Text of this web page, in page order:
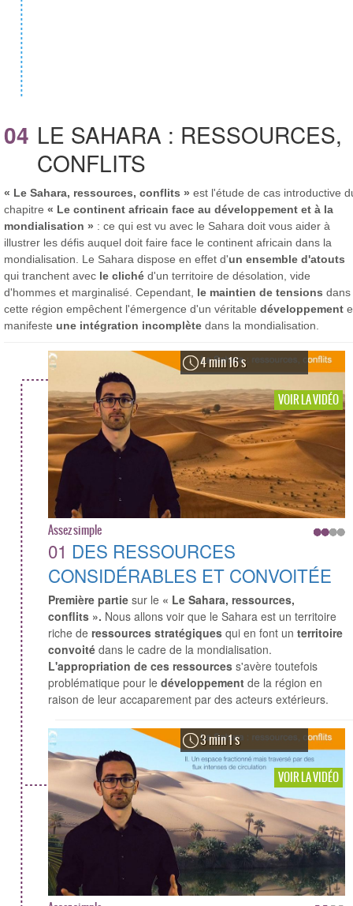
04 LE SAHARA : RESSOURCES,
CONFLITS
« Le Sahara, ressources, conflits » est l'étude de cas introductive
chapitre « Le continent africain face au développement et à la
mondialisation » : ce qui est vu avec le Sahara doit vous aider à
illustrer les défis auquel doit faire face le continent africain dans la
mondialisation. Le Sahara dispose en effet d'un ensemble d'atouts
qui tranchent avec le cliché d'un territoire de désolation, vide
d'hommes et marginalisé. Cependant, le maintien de tensions dans
cette région empêchent l'émergence d'un véritable développement
manifeste une intégration incomplète dans la mondialisation.
4 min 16 s
VOIR LA VIDÉO
Assez simple
01 DES RESSOURCES
CONSIDÉRABLES ET CONVOITÉE
Première partie sur le « Le Sahara, ressources,
conflits ». Nous allons voir que le Sahara est un territoire
riche de ressources stratégiques qui en font unterritoire
convoité dans le cadre de la mondialisation.
L'appropriation de ces ressources s'avère toutefois
problématique pour ledéveloppement de la région en
raison de leur accaparement par des acteurs extérieurs.
3 min 1 s
VOIR LA VIDÉO